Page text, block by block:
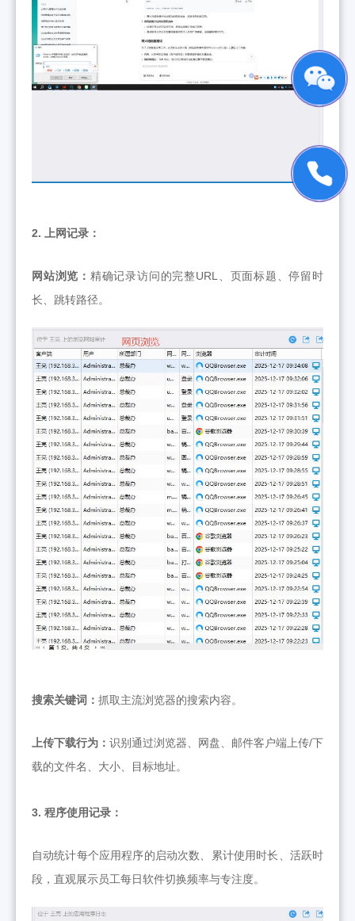
2. 上网记录：
网站浏览： 精确记录访问的完整URL、页面标题、停留时
长、跳转路径。
搜索关键词： 抓取主流浏览器的搜索内容。
上传下载行为： 识别通过浏览器、网盘、邮件客户端上传/下
载的文件名、大小、目标地址。
3. 程序使用记录：
自动统计每个应用程序的启动次数、累计使用时长、活跃时
段，直观展示员工每日软件切换频率与专注度。